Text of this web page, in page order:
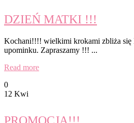
DZIEŃ MATKI !!!
Kochani!!!! wielkimi krokami zbliża się
upominku. Zapraszamy !!! ...
Read more
0
12 Kwi
PROMOCJA!!!